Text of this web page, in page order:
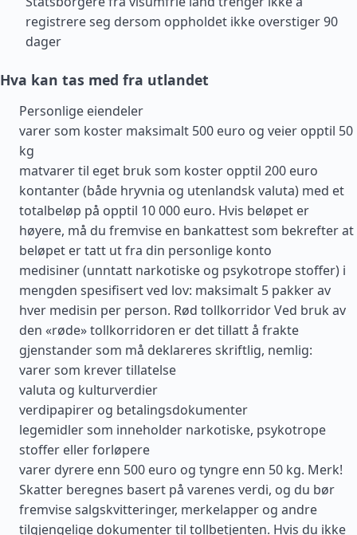
registrere seg dersom oppholdet ikke overstiger 90
dager
Hva kan tas med fra utlandet
Personlige eiendeler
varer som koster maksimalt 500 euro og veier opptil 50
kg
matvarer til eget bruk som koster opptil 200 euro
kontanter (både hryvnia og utenlandsk valuta) med et
totalbeløp på opptil 10 000 euro. Hvis beløpet er
høyere, må du fremvise en bankattest som bekrefter at
beløpet er tatt ut fra din personlige konto
medisiner (unntatt narkotiske og psykotrope stoffer) i
mengden spesifisert ved lov: maksimalt 5 pakker av
hver medisin per person. Rød tollkorridor Ved bruk av
den «røde» tollkorridoren er det tillatt å frakte
gjenstander som må deklareres skriftlig, nemlig:
varer som krever tillatelse
valuta og kulturverdier
verdipapirer og betalingsdokumenter
legemidler som inneholder narkotiske, psykotrope
stoffer eller forløpere
varer dyrere enn 500 euro og tyngre enn 50 kg. Merk!
Skatter beregnes basert på varenes verdi, og du bør
fremvise salgskvitteringer, merkelapper og andre
tilgjengelige dokumenter til tollbetjenten. Hvis du ikke